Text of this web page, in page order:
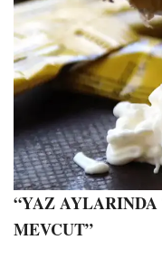
“YAZ
MEVCUT”